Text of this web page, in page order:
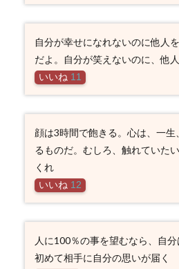
自分が幸せになれないのに他人
だよ。自分が笑えないのに、他
いいね 11
顔は3時間で飽きる。心は、一生
るものだ。むしろ、触れていた
くれ
いいね 12
人に100％の事を望むなら、自
初めて相手に自分の思いが届く